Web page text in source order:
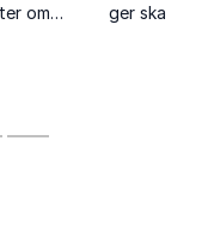
om
ger skarpa